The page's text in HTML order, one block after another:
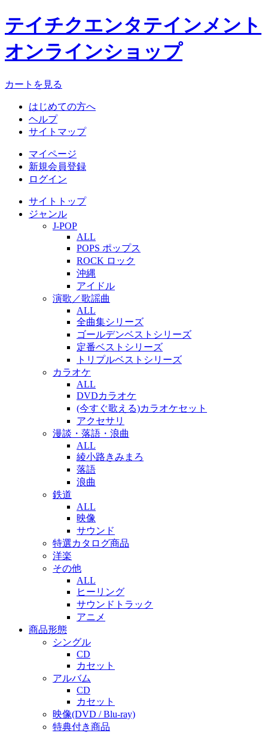
テイチクエンタテインメント
オンラインショップ
カートを見る
はじめての方へ
ヘルプ
サイトマップ
マイページ
新規会員登録
ログイン
サイトトップ
ジャンル
J-POP
ALL
POPS ポップス
ROCK ロック
沖縄
アイドル
演歌／歌謡曲
ALL
全曲集シリーズ
ゴールデンベストシリーズ
定番ベストシリーズ
トリプルベストシリーズ
カラオケ
ALL
DVDカラオケ
(今すぐ歌える)カラオケセット
アクセサリ
漫談・落語・浪曲
ALL
綾小路きみまろ
落語
浪曲
鉄道
ALL
映像
サウンド
特選カタログ商品
洋楽
その他
ALL
ヒーリング
サウンドトラック
アニメ
商品形態
シングル
CD
カセット
アルバム
CD
カセット
映像(DVD / Blu-ray)
特典付き商品